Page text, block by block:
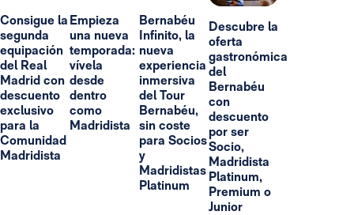
Consigue la
segunda
equipación
del Real
Madrid con
descuento
exclusivo
para la
Comunidad
Madridista
Empieza
una nueva
temporada:
vívela
desde
dentro
como
Madridista
Bernabéu
Infinito, la
nueva
experiencia
inmersiva
del Tour
Bernabéu,
sin coste
para Socios
y
Madridistas
Platinum
Descubre la
oferta
gastronómica
del
Bernabéu
con
descuento
por ser
Socio,
Madridista
Platinum,
Premium o
Junior